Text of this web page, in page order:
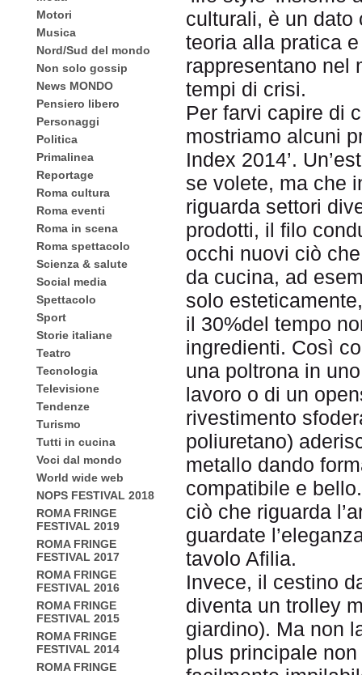
Motori
Musica
Nord/Sud del mondo
Non solo gossip
News MONDO
Pensiero libero
Personaggi
Politica
Primalinea
Reportage
Roma cultura
Roma eventi
Roma in scena
Roma spettacolo
Scienza & salute
Social media
Spettacolo
Sport
Storie italiane
Teatro
Tecnologia
Televisione
Tendenze
Turismo
Tutti in cucina
Voci dal mondo
World wide web
NOPS FESTIVAL 2018
ROMA FRINGE
FESTIVAL 2019
ROMA FRINGE
FESTIVAL 2017
ROMA FRINGE
FESTIVAL 2016
ROMA FRINGE
FESTIVAL 2015
ROMA FRINGE
FESTIVAL 2014
ROMA FRINGE
culturali, è un dato
teoria alla pratica
rappresentano nel
tempi di crisi.
Per farvi capire di
mostriamo alcuni
Index 2014’.
se volete, ma che
riguarda settori
prodotti, il filo
occhi nuovi ciò
da cucina, ad
solo
il 30%del tempo
ingredienti. Così
una poltrona in
lavoro o di un
rivestimento
poliuretano)
metallo dando
compatibile e
ciò che riguarda
guardate
tavolo Afilia.
Invece, il cestino
diventa un trolley
giardino). Ma non
plus principale